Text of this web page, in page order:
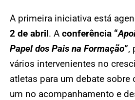
A primeira iniciativa está
2 de abril. A conferência “
Papel dos Pais na Formação”,
vários intervenientes no
atletas para um debate sobre
um no acompanhamento e